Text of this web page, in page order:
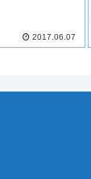
2017.06.07